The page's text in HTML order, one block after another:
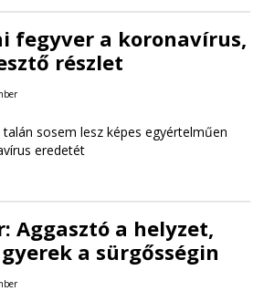
fegyver a koronavírus,
részlet
sosem lesz képes egyértelműen
eredetét
Aggasztó a helyzet,
a sürgősségin